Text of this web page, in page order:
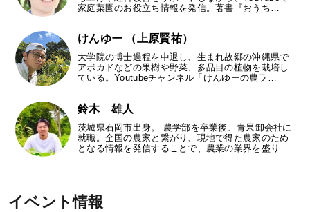
家庭菜園のお役立ち情報を発信。著書『おうち…
けんゆー （上原賢祐）
大学院の博士過程を中退し、生まれ故郷の沖縄県で
アボカドなどの果樹や野菜、多品目の植物を栽培し
ている。Youtubeチャンネル「けんゆーの農ラ…
鈴木 雄人
茨城県石岡市出身。 農学部を卒業後、青果卸会社に
就職。全国の農家と繋がり、現地で得た農家のため
となる情報を発信することで、農業の業界を盛り…
イベント情報